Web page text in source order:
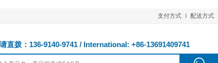
支付方式 配送方式
直拨：136-9140-9741 / International: +86-13691409741